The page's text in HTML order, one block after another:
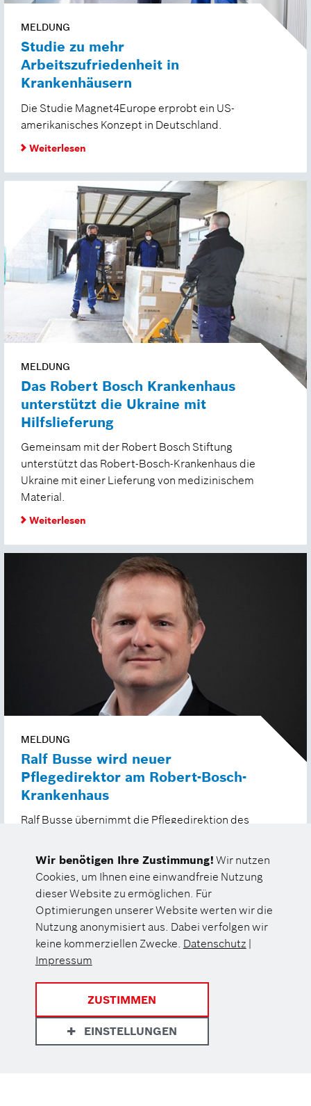
MELDUNG
Studie zu mehr
Arbeitszufriedenheit in
Krankenhäusern
Die Studie Magnet4Europe erprobt ein US-
amerikanisches Konzept in Deutschland.
Weiterlesen
MELDUNG
Das Robert Bosch Krankenhaus
unterstützt die Ukraine mit
Hilfslieferung
Gemeinsam mit der Robert Bosch Stiftung
unterstützt das Robert-Bosch-Krankenhaus die
Ukraine mit einer Lieferung von medizinischem
Material.
Weiterlesen
MELDUNG
Ralf Busse wird neuer
Pflegedirektor am Robert-Bosch-
Krankenhaus
Ralf Busse übernimmt die Pflegedirektion des
Weiterlesen
Wir benötigen Ihre Zustimmung! Wir nutzen
Cookies, um Ihnen eine einwandfreie Nutzung
dieser Website zu ermöglichen. Für
Optimierungen unserer Website werten wir die
Nutzung anonymisiert aus. Dabei verfolgen wir
keine kommerziellen Zwecke. Datenschutz |
Impressum
ZUSTIMMEN
EINSTELLUNGEN